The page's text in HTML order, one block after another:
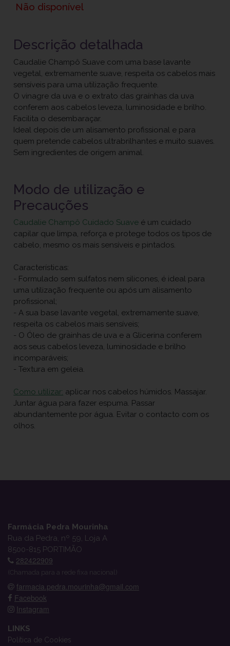
Não disponível
Descrição detalhada
Caudalie Champô Suave com uma base lavante
vegetal, extremamente suave, respeita os cabelos mais
sensíveis para uma utilização frequente.
O vinagre da uva e o extrato das graínhas da uva
conferem aos cabelos leveza, luminosidade e brilho.
Facilita o desembaraçar.
Ideal depois de um alisamento profissional e para
quem pretende cabelos ultrabrilhantes e muito suaves.
Sem ingredientes de origem animal.
Modo de utilização e
Precauções
Caudalie Champô Cuidado Suave é um cuidado
capilar que limpa, reforça e protege todos os tipos de
cabelo, mesmo os mais sensíveis e pintados.
Características:
- Formulado sem sulfatos nem silicones, é ideal para
uma utilização frequente ou após um alisamento
profissional;
- A sua base lavante vegetal, extremamente suave,
respeita os cabelos mais sensíveis;
- O Óleo de grainhas de uva e a Glicerina conferem
aos seus cabelos leveza, luminosidade e brilho
incomparáveis;
- Textura em geleia.
Como utilizar: aplicar nos cabelos húmidos. Massajar.
Juntar água para fazer espuma. Passar
abundantemente por água. Evitar o contacto com os
olhos.
Farmácia Pedra Mourinha
Rua da Pedra, nº 59, Loja A
8500-815 PORTIMÃO
282422909
(Chamada para a rede fixa nacional)
farmacia.pedra.mourinha@gmail.com
Facebook
Instagram
LINKS
Política de Cookies